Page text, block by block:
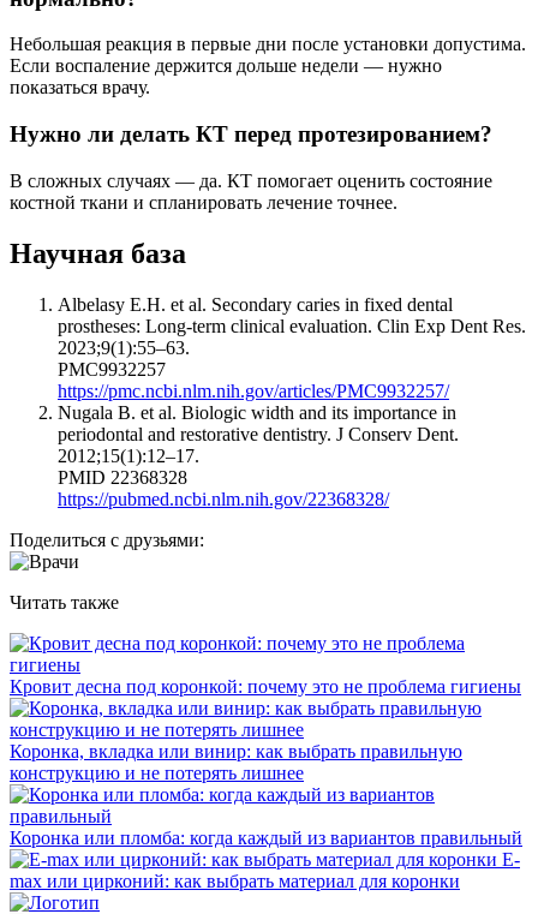
Небольшая реакция в первые дни после установки допустима.
Если воспаление держится дольше недели — нужно
показаться врачу.
Нужно ли делать КТ перед протезированием?
В сложных случаях — да. КТ помогает оценить состояние
костной ткани и спланировать лечение точнее.
Научная база
Albelasy E.H. et al. Secondary caries in fixed dental
prostheses: Long-term clinical evaluation. Clin Exp Dent Res.
2023;9(1):55–63.
PMC9932257
https://pmc.ncbi.nlm.nih.gov/articles/PMC9932257/
Nugala B. et al. Biologic width and its importance in
periodontal and restorative dentistry. J Conserv Dent.
2012;15(1):12–17.
PMID 22368328
https://pubmed.ncbi.nlm.nih.gov/22368328/
Поделиться с друзьями:
Читать также
Кровит десна под коронкой: почему это не проблема гигиены
Коронка, вкладка или винир: как выбрать правильную
конструкцию и не потерять лишнее
Коронка или пломба: когда каждый из вариантов правильный
E-
max или цирконий: как выбрать материал для коронки